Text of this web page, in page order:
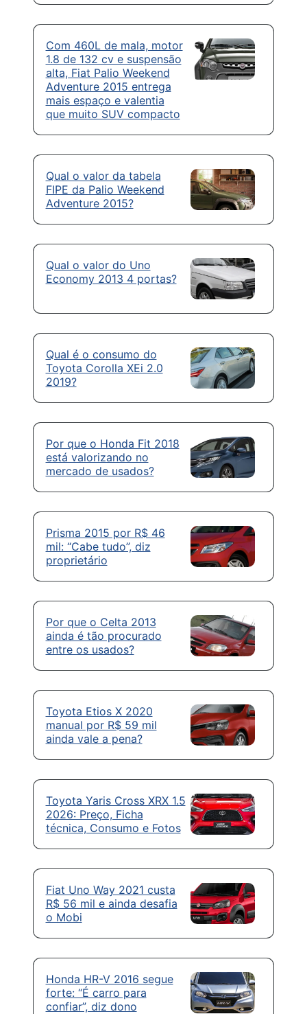
Com 460L de mala, motor
1.8 de 132 cv e suspensão
alta, Fiat Palio Weekend
Adventure 2015 entrega
mais espaço e valentia
que muito SUV compacto
Qual o valor da tabela
FIPE da Palio Weekend
Adventure 2015?
Qual o valor do Uno
Economy 2013 4 portas?
Qual é o consumo do
Toyota Corolla XEi 2.0
2019?
Por que o Honda Fit 2018
está valorizando no
mercado de usados?
Prisma 2015 por R$ 46
mil: “Cabe tudo”, diz
proprietário
Por que o Celta 2013
ainda é tão procurado
entre os usados?
Toyota Etios X 2020
manual por R$ 59 mil
ainda vale a pena?
Toyota Yaris Cross XRX 1.5
2026: Preço, Ficha
técnica, Consumo e Fotos
Fiat Uno Way 2021 custa
R$ 56 mil e ainda desafia
o Mobi
Honda HR-V 2016 segue
forte: “É carro para
confiar”, diz dono